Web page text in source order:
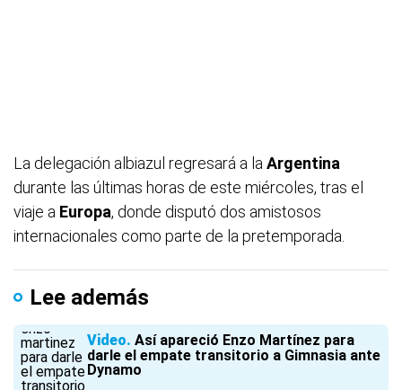
La delegación albiazul regresará a la Argentina
durante las últimas horas de este miércoles, tras el
viaje a Europa, donde disputó dos amistosos
internacionales como parte de la pretemporada.
Lee además
Video Así apareció Enzo Martínez para
darle el empate transitorio a Gimnasia ante
Dynamo